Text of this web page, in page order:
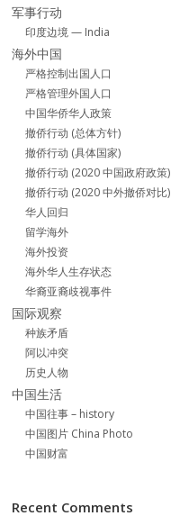
军事行动
印度边境 — India
海外中国
严格控制出国人口
严格管理外国人口
中国华侨华人政策
撤侨行动 (总体方针)
撤侨行动 (具体国家)
撤侨行动 (2020 中国政府政策)
撤侨行动 (2020 中外撤侨对比)
华人回归
留学海外
海外投资
海外华人生存状态
华裔亚裔歧视事件
国际观察
种族矛盾
阿以冲突
历史人物
中国生活
中国往事 – history
中国图片 China Photo
中国财富
Recent Comments